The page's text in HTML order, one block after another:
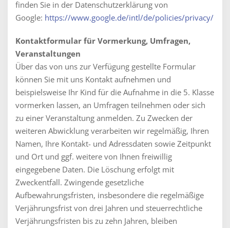
finden Sie in der Datenschutzerklärung von
Google: https://www.google.de/intl/de/policies/privacy/
Kontaktformular für Vormerkung, Umfragen,
Veranstaltungen
Über das von uns zur Verfügung gestellte Formular
können Sie mit uns Kontakt aufnehmen und
beispielsweise Ihr Kind für die Aufnahme in die 5. Klasse
vormerken lassen, an Umfragen teilnehmen oder sich
zu einer Veranstaltung anmelden. Zu Zwecken der
weiteren Abwicklung verarbeiten wir regelmäßig, Ihren
Namen, Ihre Kontakt- und Adressdaten sowie Zeitpunkt
und Ort und ggf. weitere von Ihnen freiwillig
eingegebene Daten. Die Löschung erfolgt mit
Zweckentfall. Zwingende gesetzliche
Aufbewahrungsfristen, insbesondere die regelmäßige
Verjährungsfrist von drei Jahren und steuerrechtliche
Verjährungsfristen bis zu zehn Jahren, bleiben